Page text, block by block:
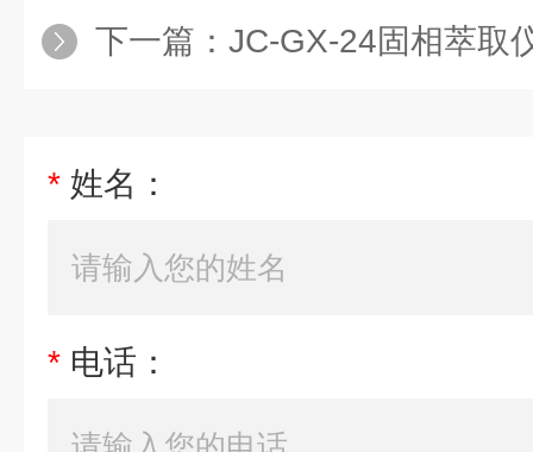
下一篇： JC-GX-24固相萃取
* 姓名：
* 电话：